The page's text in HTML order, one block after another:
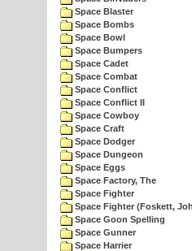
Space Blaster
Space Bombs
Space Bowl
Space Bumpers
Space Cadet
Space Combat
Space Conflict
Space Conflict II
Space Cowboy
Space Craft
Space Dodger
Space Dungeon
Space Eggs
Space Factory, The
Space Fighter
Space Fighter (Foskett,
Space Goon Spelling
Space Gunner
Space Harrier